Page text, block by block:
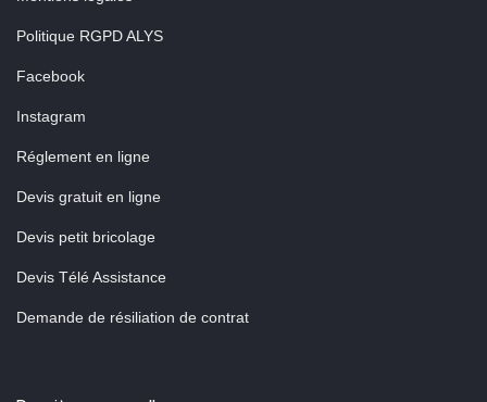
Politique RGPD ALYS
Facebook
Instagram
Réglement en ligne
Devis gratuit en ligne
Devis petit bricolage
Devis Télé Assistance
Demande de résiliation de contrat